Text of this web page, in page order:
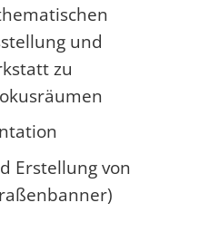
und
zu
Erstellung von